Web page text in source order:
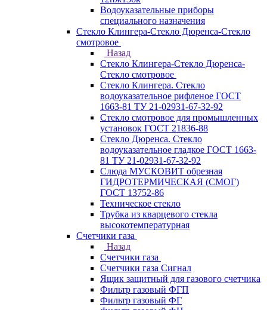
Водоуказательные приборы
специального назначения
Стекло Клингера-Стекло Дюренса-Стекло
смотровое
Назад
Стекло Клингера-Стекло Дюренса-
Стекло смотровое
Стекло Клингера. Стекло
водоуказательное рифленое ГОСТ
1663-81 ТУ 21-02931-67-32-92
Стекло смотровое для промышленных
установок ГОСТ 21836-88
Стекло Дюренса. Стекло
водоуказательное гладкое ГОСТ 1663-
81 ТУ 21-02931-67-32-92
Слюда МУСКОВИТ обрезная
ГИДРОТЕРМИЧЕСКАЯ (СМОГ)
ГОСТ 13752-86
Техническое стекло
Трубка из кварцевого стекла
высокотемпературная
Счетчики газа
Назад
Счетчики газа
Счетчики газа Сигнал
Ящик защитный для газового счетчика
Фильтр газовый ФГП
Фильтр газовый ФГ